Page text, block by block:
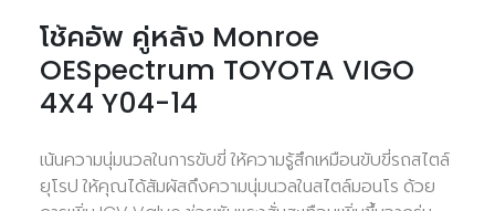
โช้คอัพ คู่หลัง Monroe
OESpectrum TOYOTA VIGO
4X4 Y04-14
เน้นความนุ่มนวลในการขับขี่ ให้ความรู้สึกเหมือนขับขี่รถสไตล์
ยุโรป ให้คุณได้สัมผัสถึงความนุ่มนวลในสไตล์มอนโร ด้วย